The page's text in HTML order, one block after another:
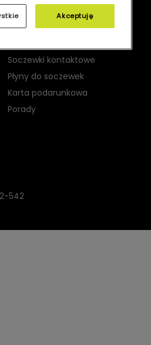
PRODUKTY
Okulary korekcyjne
Soczewki kontaktowe
Płyny do soczewek
Karta podarunkowa
Porady
542
Akceptuję